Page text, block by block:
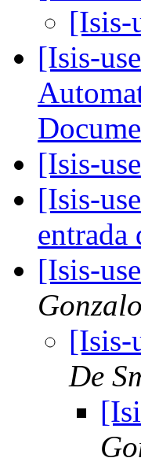
[Isis-
[Isis-
[Isis-
[Isis-
entrada
[Isis-
[Isis-
De